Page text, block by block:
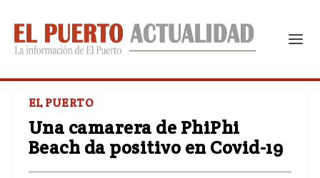
EL PUERTO
Una camarera de PhiPhi
Beach da positivo en Covid-19